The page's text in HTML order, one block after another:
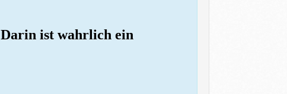
ist wahrlich ein